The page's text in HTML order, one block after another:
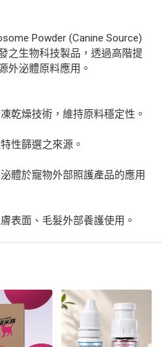
Powder (Canine Source)
之生物科技製品，透過高階提
外泌體原料應用。
乾燥技術，維持原料穩定性。
性篩選之來源。
體於寵物外部照護產品的應用
表面、毛髮外部養護使用。